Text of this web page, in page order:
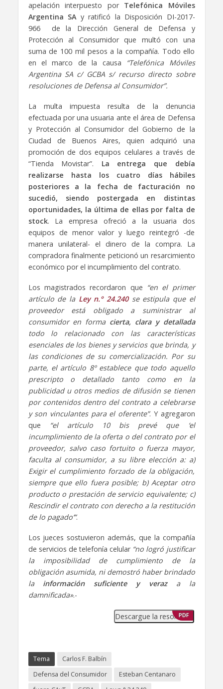
apelación interpuesto por Telefónica Móviles
Argentina SAy ratificó la Disposición DI-2017-
966 de la Dirección General de Defensa y
Protección al Consumidor que multó con una
suma de 100 mil pesos a la compañía. Todo ello
en el marco de la causa
“Telefónica Móviles
Argentina SA c/ GCBA s/ recurso directo sobre
resoluciones de Defensa al Consumidor”.
La multa impuesta resulta de la denuncia
efectuada por una usuaria ante el área de Defensa
y Protección al Consumidor del Gobierno de la
Ciudad de Buenos Aires, quien adquirió una
promoción de dos equipos celulares a través de
“Tienda Movistar”. La entrega que debía
realizarse hasta los cuatro días hábiles
posteriores a la fecha de facturación no
sucedió, siendo postergada en distintas
oportunidades, la última de ellas por falta de
stock. La empresa ofreció a la usuaria dos
equipos de menor valor y luego reintegró -de
manera unilateral- el dinero de la compra. La
compradora finalmente peticionó un resarcimiento
económico por el incumplimiento del contrato.
Los magistrados recordaron que “en el primer
artículo de la Ley n.° 24.240se estipula que el
proveedor está obligado a suministrar al
consumidor en forma cierta, clara y detallada
todo lo relacionado con las características
esenciales de los bienes y servicios que brinda, y
las condiciones de su comercialización. Por su
parte, el artículo 8º establece que todo aquello
prescripto o detallado tanto como en la
publicidad u otros medios de difusión se tienen
por contenidos dentro del contrato a celebrarse
y son vinculantes para el oferente”. Y agregaron
que
“el artículo 10 bis prevé que ‘el
incumplimiento de la oferta o del contrato por el
proveedor, salvo caso fortuito o fuerza mayor,
faculta al consumidor, a su libre elección a: a)
Exigir el cumplimiento forzado de la obligación,
siempre que ello fuera posible; b) Aceptar otro
producto o prestación de servicio equivalente; c)
Rescindir el contrato con derecho a la restitución
de lo pagado’”.
Los jueces sostuvieron además, que la compañía
de servicios de telefonía celular “no logró justificar
la imposibilidad de cumplimiento de la
obligación asumida, ni demostró haber brindado
la información suficiente y veraza la
damnificada».-
Descargue la resolución
PDF
Tema
Carlos F. Balbín
Defensa del Consumidor
Esteban Centanaro